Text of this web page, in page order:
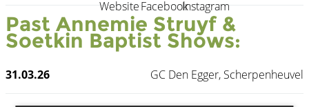
Past Annemie Struyf &
Soetkin Baptist Shows:
31.03.26 GC Den Egger, Scherpenheuvel